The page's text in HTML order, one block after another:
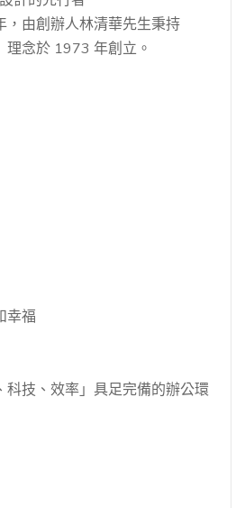
，由創辦人林清華先生秉持
理念於 1973 年創立。
幸福
科技、效率」具足完備的辦公環